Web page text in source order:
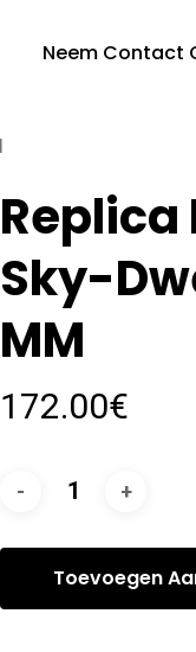
Neem Contact
Replica
Sky-
MM
172.00€
Toevoegen